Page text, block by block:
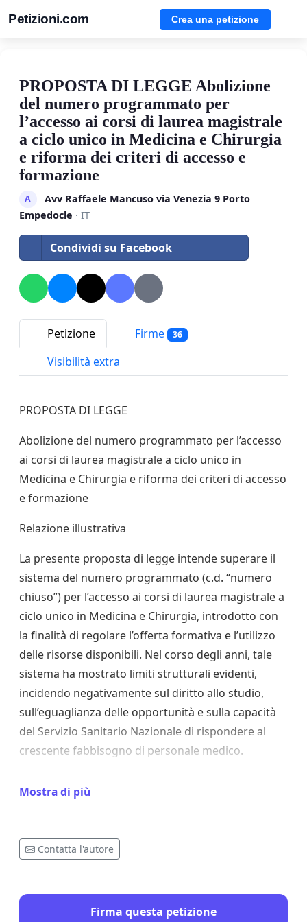
Petizioni.com Crea una petizione
PROPOSTA DI LEGGE Abolizione
del numero programmato per
l’accesso ai corsi di laurea magistrale
a ciclo unico in Medicina e Chirurgia
e riforma dei criteri di accesso e
formazione
A
Avv Raffaele Mancuso via Venezia 9 Porto
Empedocle · IT
Condividi su Facebook
Petizione Firme 36
Visibilità extra
PROPOSTA DI LEGGE
Abolizione del numero programmato per l’accesso
ai corsi di laurea magistrale a ciclo unico in
Medicina e Chirurgia e riforma dei criteri di accesso
e formazione
Relazione illustrativa
La presente proposta di legge intende superare il
sistema del numero programmato (c.d. “numero
chiuso”) per l’accesso ai corsi di laurea magistrale a
ciclo unico in Medicina e Chirurgia, introdotto con
la finalità di regolare l’offerta formativa e l’utilizzo
delle risorse disponibili. Nel corso degli anni, tale
sistema ha mostrato limiti strutturali evidenti,
incidendo negativamente sul diritto allo studio,
sull’eguaglianza delle opportunità e sulla capacità
del Servizio Sanitario Nazionale di rispondere al
crescente fabbisogno di personale medico.
accesso centralizzate, non garantisce una
attitudini e delle competenze degli studenti, né
risponde in modo adeguato alle esigenze
medici, aggravata da pensionamenti e da flussi
migratori professionali, rende necessario un
Mostra di più
Contatta l'autore
Firma questa petizione